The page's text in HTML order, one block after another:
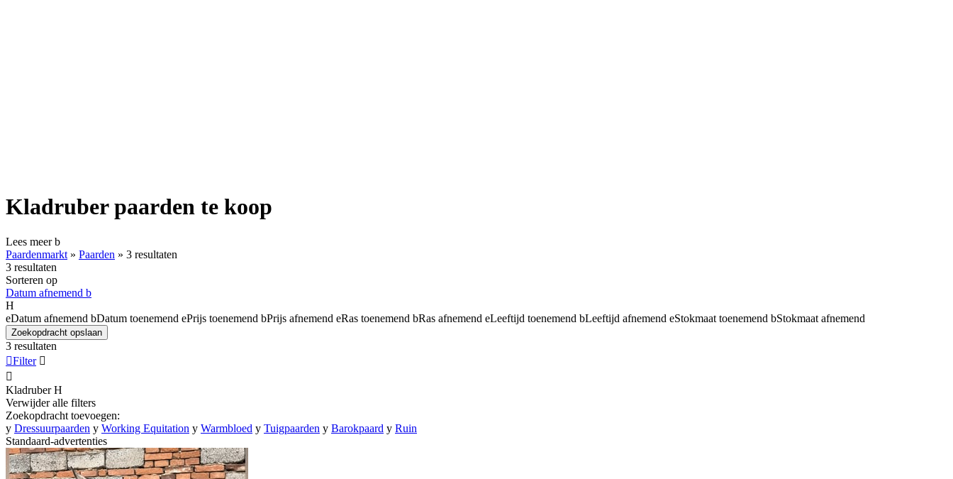
Kladruber paarden te koop
Lees meerb
Paardenmarkt » Paarden » 3 resultaten
3 resultaten
Sorteren op
Datum afnemend b
H
eDatum afnemend bDatum toenemend ePrijs toenemend bPrijs afnemend eRas toenemend bRas afnemend eLeeftijd toenemend bLeeftijd afnemend eStokmaat toenemend bStokmaat afnemend
Zoekopdracht opslaan
3 resultaten
Filter 

Kladruber H
Verwijder alle filters
Zoekopdracht toevoegen:
y Dressuurpaarden y Working Equitation y Warmbloed y Tuigpaarden y Barokpaard y Ruin
Standaard-advertenties